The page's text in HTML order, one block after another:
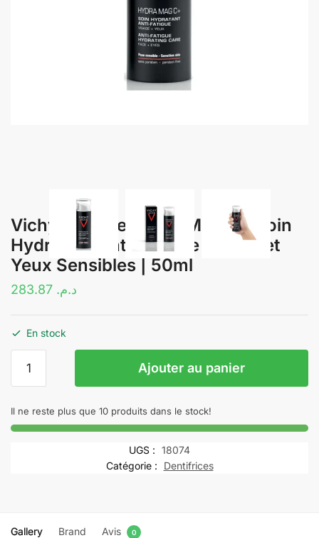
Vichy Homme Hydra Mag C+ Soin
Hydratant Anti-Fatigue Visage et
Yeux Sensibles | 50ml
د.م.
En stock
Homme
Hydra
Fatigue
Ajouter au panier
Il ne reste plus que 10 produits dans le stock!
UGS : 18074
Catégorie :
Dentifrices
Gallery Brand Avis 0